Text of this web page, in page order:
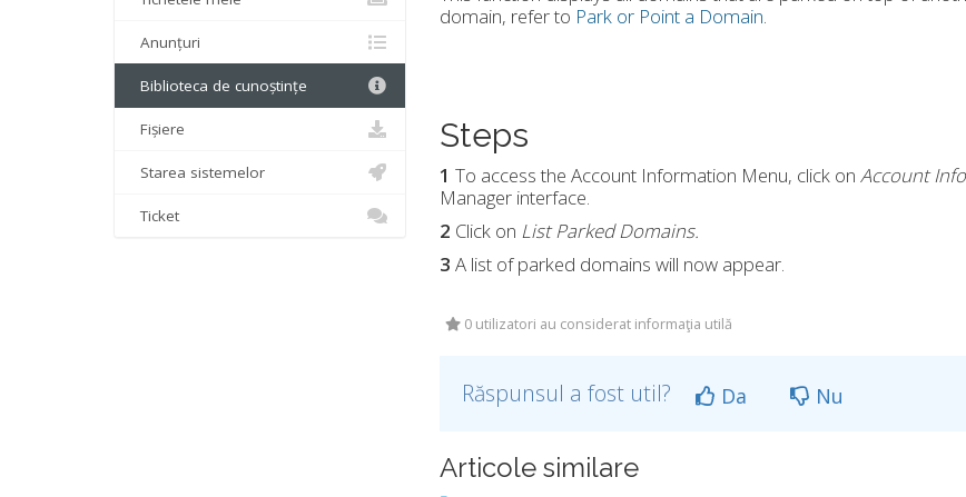
domain, refer to Park or Point a Domain.
Steps
1 To access the Account Information Menu, click on Account
Manager interface.
2 Click on List Parked Domains.
3 A list of parked domains will now appear.
0 utilizatori au considerat informaţia utilă
Răspunsul a fost util? Da Nu
Articole similare
Anunțuri
Biblioteca de cunoștințe
Fișiere
Starea sistemelor
Ticket